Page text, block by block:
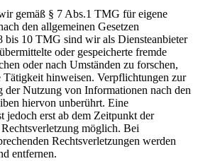
gemäß § 7 Abs.1 TMG für eigene
den allgemeinen Gesetzen
bis 10 TMG sind wir als Diensteanbieter
oder gespeicherte fremde
oder nach Umständen zu forschen,
Tätigkeit hinweisen. Verpflichtungen zur
der Nutzung von Informationen nach den
hiervon unberührt. Eine
jedoch erst ab dem Zeitpunkt der
möglich. Bei
Rechtsverletzungen werden
entfernen.